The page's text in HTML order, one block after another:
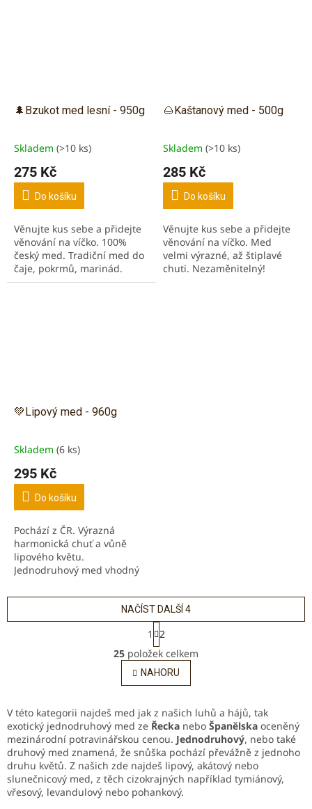
🌲Bzukot med lesní - 950g
Průměrné
produktu
5,0
5
hvězdiček.
Skladem (>10 ks)
275 Kč
Do košíku
Věnujte kus sebe a přidejte
věnování na víčko. 100%
český med. Tradiční med do
čaje, pokrmů, marinád.
Sesbíraný z lesních květin a
🌰Kaštanový med - 500g
Průměrné
produktu
5,0
5
hvězdiček.
Skladem (>10 ks)
285 Kč
Do košíku
Věnujte kus sebe a přidejte
věnování na víčko. Med
velmi výrazné, až štiplavé
chuti. Nezaměnitelný!
💚Lipový med - 960g
Průměrné
produktu
5,0
5
hvězdiček.
Skladem (6 ks)
295 Kč
Do košíku
Pochází z ČR. Výrazná
harmonická chuť a vůně
lipového květu.
Jednodruhový med vhodný
bylinnými čaji a kávou, ale i
sýry a šunkami. Vhodný při...
O
v
l
á
a
c
í
p
r
v
k
NAČÍST DALŠÍ 4
S
t
r
á
n
k
v
á
n
í
1
2
25 položek celkem
NAHORU
V této kategorii najdeš med jak z našich luhů a hájů, tak
exotický jednodruhový med ze Řecka nebo Španělska oceněný
mezinárodní potravinářskou cenou. Jednodruhový, nebo také
druhový med znamená, že snůška pochází převážně z jednoho
druhu květů. Z našich zde najdeš lipový, akátový nebo
slunečnicový med, z těch cizokrajných například tymiánový,
vřesový, levandulový nebo pohankový.